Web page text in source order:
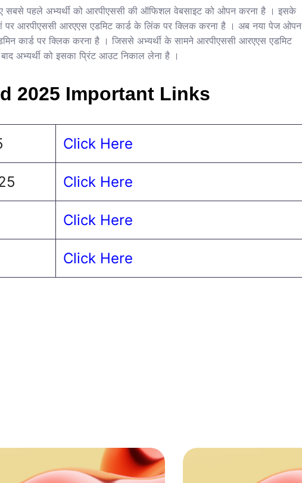
सबसे पहले अभ्यर्थी को आरपीएससी की ऑफिशल वेबसाइट को ओपन करना है । इसके
पर आरपीएससी आरएएस एडमिट कार्ड के लिंक पर क्लिक करना है । अब नया पेज ओपन
कार्ड पर क्लिक करना है । जिससे अभ्यर्थी के सामने आरपीएससी आरएएस एडमिट
अभ्यर्थी को इसका प्रिंट आउट निकाल लेना है ।
2025 Important Links
Click Here
Click Here
Click Here
Click Here